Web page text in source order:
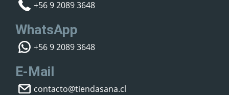
+56 9 2089 3648
WhatsApp
+56 9 2089 3648
E-Mail
contacto@tiendasana.cl